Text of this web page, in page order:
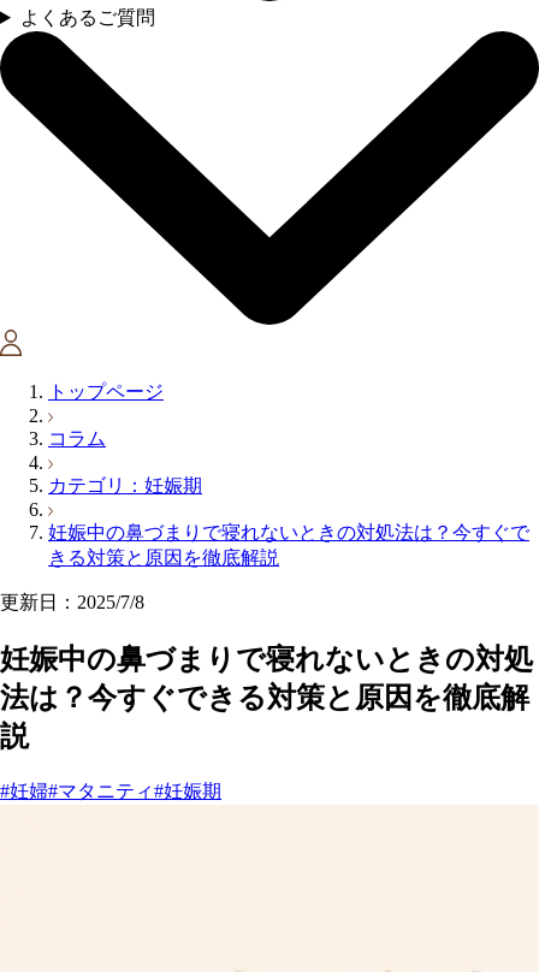
よくあるご質問
トップページ
コラム
カテゴリ：妊娠期
妊娠中の鼻づまりで寝れないときの対処法は？今すぐで
きる対策と原因を徹底解説
更新日：2025/7/8
妊娠中の鼻づまりで寝れないときの対処
法は？今すぐできる対策と原因を徹底解
説
#妊婦#マタニティ#妊娠期